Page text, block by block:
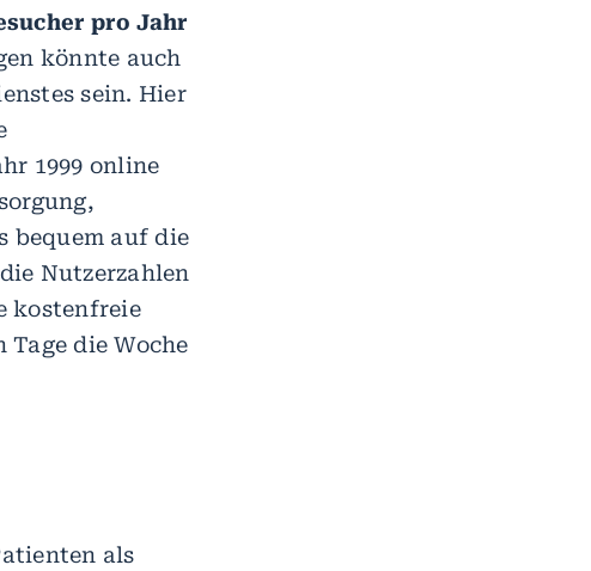
pro Jahr
könnte auch
sein. Hier
1999 online
bequem auf die
Nutzerzahlen
kostenfreie
die Woche
als